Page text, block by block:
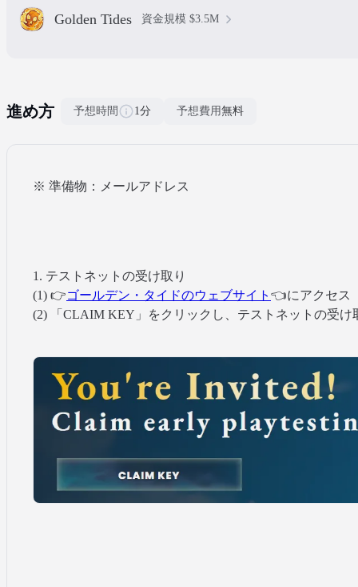
Golden Tides 資金規模 $3.5M
進め方 予想時間 1分 予想費用無料
※ 準備物：メールアドレス
1. テストネットの受け取り
(1) 👉ゴールデン・タイドのウェブサイト 👈にアクセス
(2) 「CLAIM KEY」をクリックし、テストネットの受け